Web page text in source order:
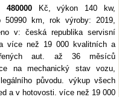
480000Kč, výkon 140 kw,
50990 km, rok výroby: 2019,
v: česká republika servisní
více než 19 000 kvalitních a
aut. až 36 měsíců
na mechanický stav vozu,
původu. výkup všech
a v hotovosti. více než 19 000